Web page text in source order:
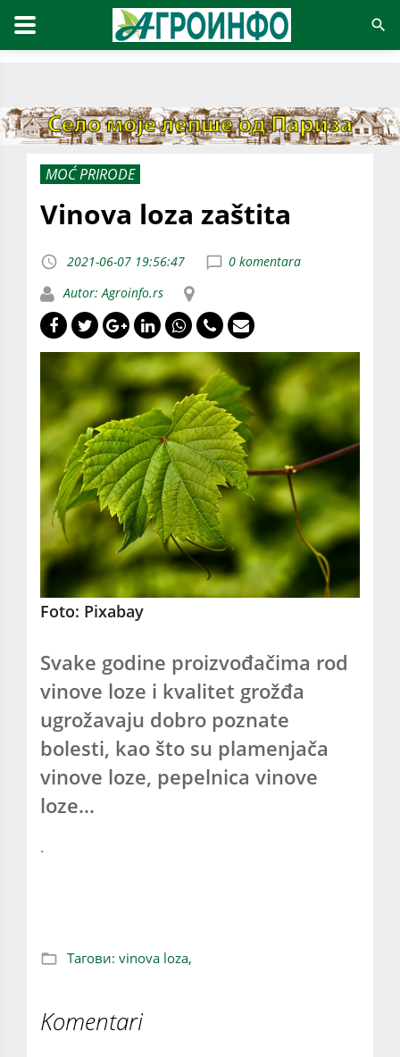
MOĆ PRIRODE
Vinova loza zaštita
2021-06-07 19:56:47
0 komentara
Autor: Agroinfo.rs
Foto: Pixabay
Svake godine proizvođačima rod
vinove loze i kvalitet grožđa
ugrožavaju dobro poznate
bolesti, kao što su plamenjača
vinove loze, pepelnica vinove
loze...
.
Тагови: vinova loza,
Komentari